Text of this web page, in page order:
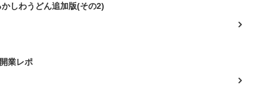
しわうどん追加版(その2)
業レポ